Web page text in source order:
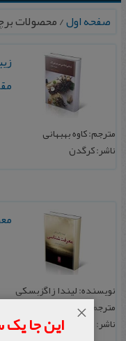
صفحه اول/ محصولات
مترجم: کاوه بهبهانی
ناشر: کرگدن
نویسنده: لیندا زاگزبسکی
مترجم: کاوه بهبهانی
ناشر: نی
این جا ×